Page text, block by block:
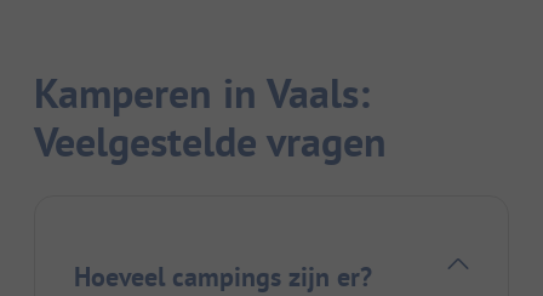
Kamperen in Vaals:
Veelgestelde vragen
Hoeveel campings zijn er?